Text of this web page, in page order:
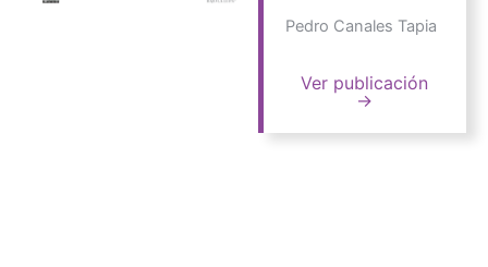
Pedro Canales Tapia
Ver publicación
→